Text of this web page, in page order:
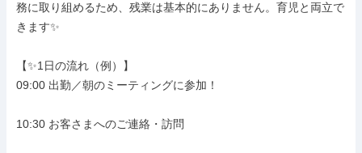
務に取り組めるため、残業は基本的にありません。育児と両立で
きます✨
【✨1日の流れ（例）】
09:00 出勤／朝のミーティングに参加！
10:30 お客さまへのご連絡・訪問